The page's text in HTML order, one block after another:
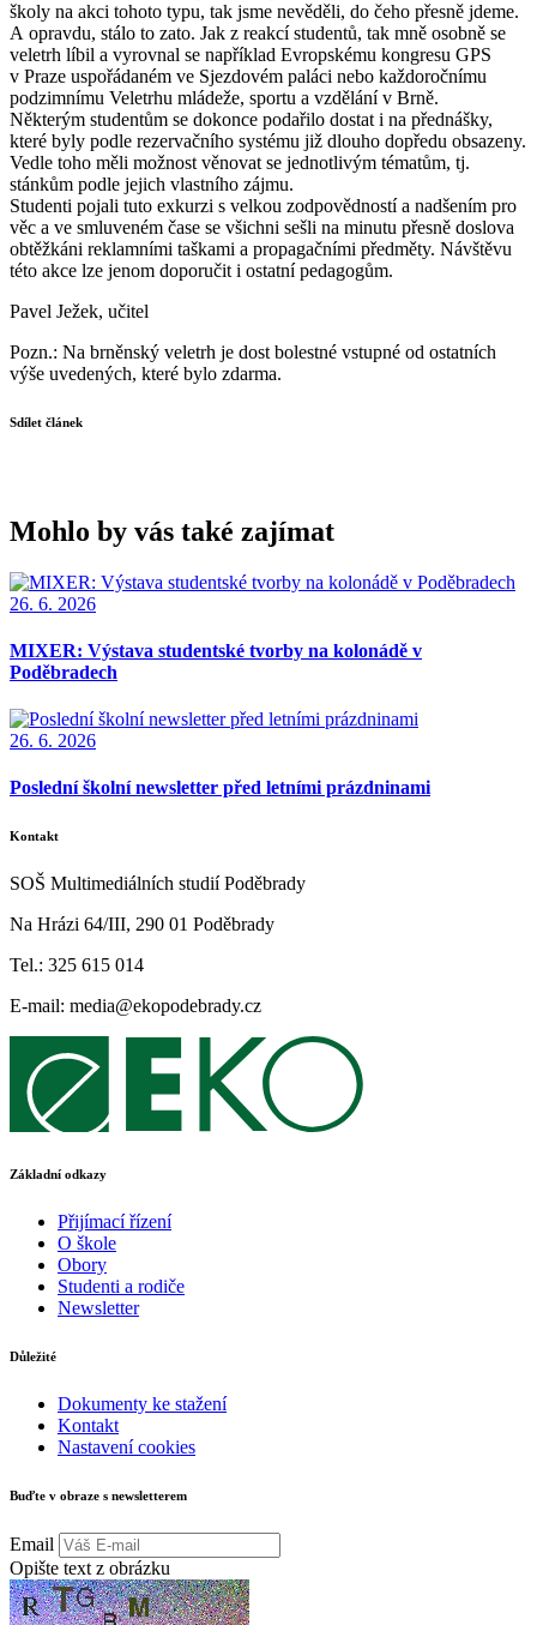
školy na akci tohoto typu, tak jsme nevěděli, do čeho přesně jdeme.
A opravdu, stálo to zato. Jak z reakcí studentů, tak mně osobně se
veletrh líbil a vyrovnal se například Evropskému kongresu GPS
v Praze uspořádaném ve Sjezdovém paláci nebo každoročnímu
podzimnímu Veletrhu mládeže, sportu a vzdělání v Brně.
Některým studentům se dokonce podařilo dostat i na přednášky,
které byly podle rezervačního systému již dlouho dopředu obsazeny.
Vedle toho měli možnost věnovat se jednotlivým tématům, tj.
stánkům podle jejich vlastního zájmu.
Studenti pojali tuto exkurzi s velkou zodpovědností a nadšením pro
věc a ve smluveném čase se všichni sešli na minutu přesně doslova
obtěžkáni reklamními taškami a propagačními předměty. Návštěvu
této akce lze jenom doporučit i ostatní pedagogům.
Pavel Ježek, učitel
Pozn.: Na brněnský veletrh je dost bolestné vstupné od ostatních
výše uvedených, které bylo zdarma.
Sdílet článek
Mohlo by vás také zajímat
26. 6. 2026
MIXER: Výstava studentské tvorby na kolonádě v
Poděbradech
26. 6. 2026
Poslední školní newsletter před letními prázdninami
Kontakt
SOŠ Multimediálních studií Poděbrady
Na Hrázi 64/III, 290 01 Poděbrady
Tel.: 325 615 014
E-mail: media@ekopodebrady.cz
Základní odkazy
Přijímací řízení
O škole
Obory
Studenti a rodiče
Newsletter
Důležité
Dokumenty ke stažení
Kontakt
Nastavení cookies
Buďte v obraze s newsletterem
Email
Opište text z obrázku